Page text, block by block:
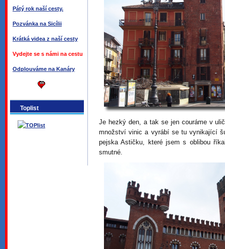
Pátý rok naší cesty.
Pozvánka na Sicílii
Krátká videa z naší cesty
Vydejte se s námi na cestu
Odplouváme na Kanáry
Toplist
Je hezký den, a tak se jen couráme v
množství vinic a vyrábí se tu vynikající
pejska Astičku, které jsem s oblibou
smutné.